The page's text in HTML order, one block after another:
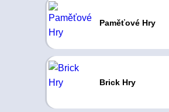
Paměťové Hry
Brick Hry